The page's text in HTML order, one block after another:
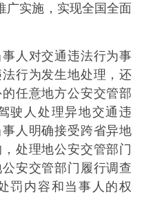
广实施，实现全国全面
人对交通违法行为事
行为发生地处理，还
任意地方公安交管部
驶人处理异地交通违
人明确接受跨省异地
处理地公安交管部门
安交管部门履行调查
罚内容和当事人的权